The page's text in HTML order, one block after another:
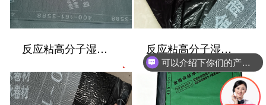
反应粘高分子湿铺防水卷材 反应粘高分子湿铺防水卷材
可以介绍下你们的产品么